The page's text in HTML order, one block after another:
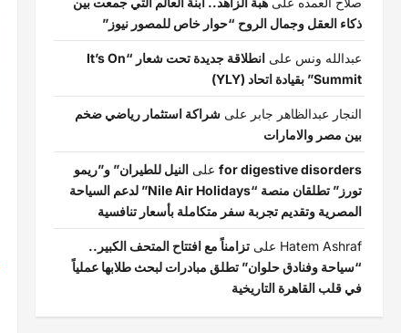
ذكاء العقل وجمال الروح “حوار خاص للمصور نيوز”
عبدالله ونس على
انطلاقة جديدة تحت شعار “It’s On
Summit” بقيادة اتحاد (YLY)
النجار عبدالظاهر جابر علىشراكة استثمار رياضي ضخم
بين مصر والامارات
for digestive disorders علىالنيل للطيران” و”ريمو
تورز” تطلقان منصة “Nile Air Holidays” لدعم السياحة
المصرية وتقديم تجربة سفر متكاملة بأسعار تنافسية
Hatem Ashraf علىتزامناً مع افتتاح المتحف الكبير..
“سياحة وفنادق حلوان” تطلق مبادرات لبحث طلابها عملياً
في قلب القاهرة التاريخية